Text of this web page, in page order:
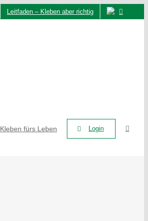
Leitfaden – Kleben aber richtig
Kleben fürs Leben Login